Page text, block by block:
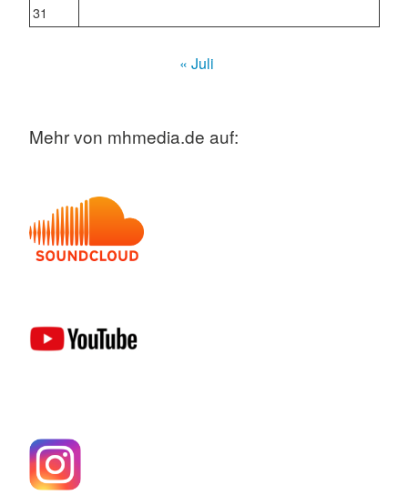
31
« Juli
Mehr von mhmedia.de auf: